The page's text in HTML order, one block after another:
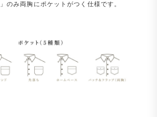
のみ両胸にポケットがつく仕様です。